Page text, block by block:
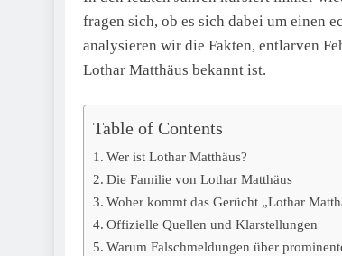
fragen sich, ob es sich dabei um einen
analysieren wir die Fakten, entlarven
Lothar Matthäus bekannt ist.
Table of Contents
Wer ist Lothar Matthäus?
Die Familie von Lothar Matthäus
Woher kommt das Gerücht „Lothar
Offizielle Quellen und Klarstellungen
Warum Falschmeldungen über